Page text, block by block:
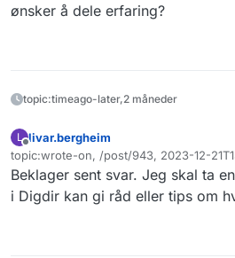
ønsker å dele erfaring?
topic:timeago-later,2 måneder
L
Frakoblet
livar.bergheim
topic:wrote-on, /post/943, 2023-12-
Sist endret av
Beklager sent svar. Jeg skal ta
i Digdir kan gi råd eller tips om